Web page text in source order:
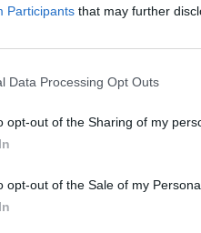
Participants that may further
Data Processing Opt Outs
opt-out of the Sharing of my
opt-out of the Sale of my
Airways Facebook
apprécié l’article ?
nous, faites un don !
SOUTENIR